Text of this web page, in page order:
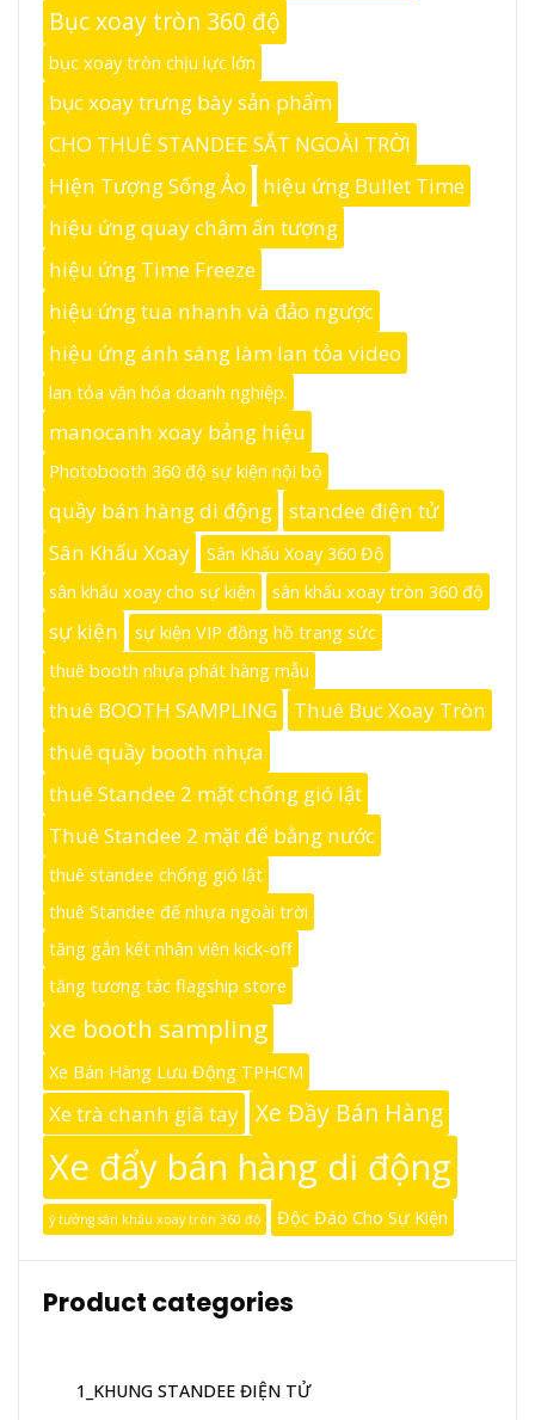
Bục xoay tròn 360 độ
bục xoay tròn chịu lực lớn
bục xoay trưng bày sản phẩm
CHO THUÊ STANDEE SẮT NGOÀI TRỜI
Hiện Tượng Sống Ảo
hiệu ứng Bullet Time
hiệu ứng quay chậm ấn tượng
hiệu ứng Time Freeze
hiệu ứng tua nhanh và đảo ngược
hiệu ứng ánh sáng làm lan tỏa video
lan tỏa văn hóa doanh nghiệp.
manocanh xoay bảng hiệu
Photobooth 360 độ sự kiện nội bộ
quầy bán hàng di động
standee điện tử
Sân Khấu Xoay
Sân Khấu Xoay 360 Độ
sân khấu xoay cho sự kiện
sân khấu xoay tròn 360 độ
sự kiện
sự kiện VIP đồng hồ trang sức
thuê booth nhựa phát hàng mẫu
thuê BOOTH SAMPLING
Thuê Bục Xoay Tròn
thuê quầy booth nhựa
thuê Standee 2 mặt chống gió lật
Thuê Standee 2 mặt đế bằng nước
thuê standee chống gió lật
thuê Standee đế nhựa ngoài trời
tăng gắn kết nhân viên kick-off
tăng tương tác flagship store
xe booth sampling
Xe Bán Hàng Lưu Động TPHCM
Xe trà chanh giã tay Xe Đầy Bán Hàng
Xe đẩy bán hàng di động
ý tưởng sân khấu xoay tròn 360 độ Độc Đáo Cho Sự Kiện
Product categories
1_KHUNG STANDEE ĐIỆN TỬ